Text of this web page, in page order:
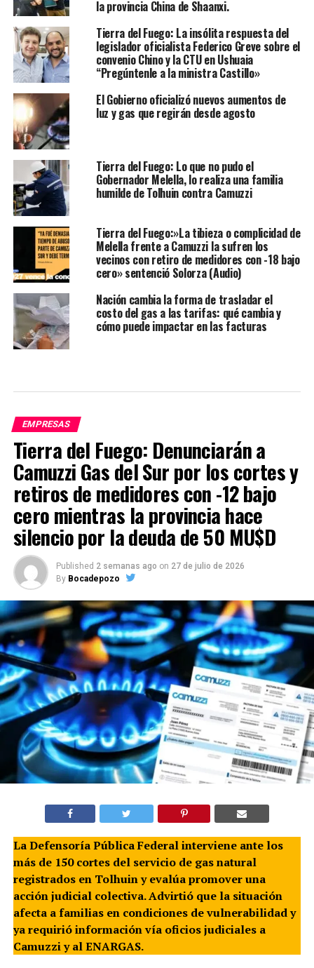
la provincia China de Shaanxi.
Tierra del Fuego: La insólita respuesta del
legislador oficialista Federico Greve sobre el
convenio Chino y la CTU en Ushuaia
“Pregúntenle a la ministra Castillo»
El Gobierno oficializó nuevos aumentos de
luz y gas que regirán desde agosto
Tierra del Fuego: Lo que no pudo el
Gobernador Melella, lo realiza una familia
humilde de Tolhuin contra Camuzzi
Tierra del Fuego:»La tibieza o complicidad de
Melella frente a Camuzzi la sufren los
vecinos con retiro de medidores con -18 bajo
cero» sentenció Solorza (Audio)
Nación cambia la forma de trasladar el
costo del gas a las tarifas: qué cambia y
cómo puede impactar en las facturas
EMPRESAS
Tierra del Fuego: Denunciarán a
Camuzzi Gas del Sur por los cortes y
retiros de medidores con -12 bajo
cero mientras la provincia hace
silencio por la deuda de 50 MU$D
Published 2 semanas ago on 27 de julio de 2026
By Bocadepozo
La Defensoría Pública Federal interviene ante los
más de 150 cortes del servicio de gas natural
registrados en Tolhuin y evalúa promover una
acción judicial colectiva. Advirtió que la situación
afecta a familias en condiciones de vulnerabilidad y
ya requirió información vía oficios judiciales a
Camuzzi y al ENARGAS.